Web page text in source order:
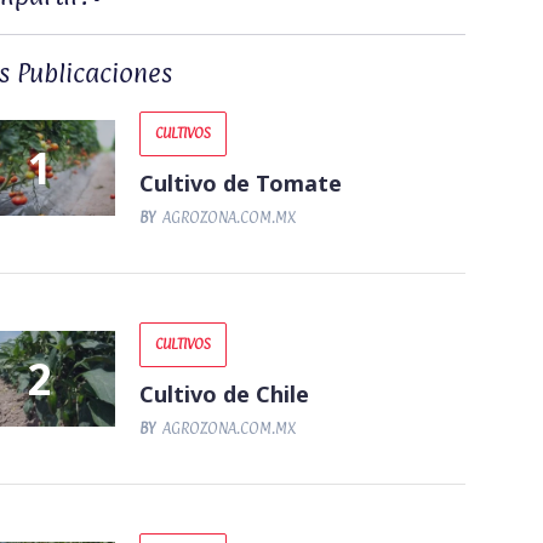
Publicaciones
CULTIVOS
Cultivo de Tomate
BY AGROZONA.COM.MX
CULTIVOS
Cultivo de Chile
BY AGROZONA.COM.MX